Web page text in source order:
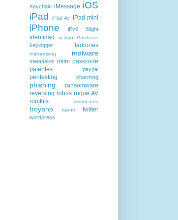
Keychain iMessage iOS
iPad
iPad Air iPad mini
iPhone iPv6 iSight
identidad in-App Purchase
keylogger ladrones
malvertising malware
metadatos mitm passcode
patentes
paypal
pentesting pharming
phishing
ransomware
reversing robos rogue AV
rootkits
smartcards
troyano tuenti twitter
wordpress